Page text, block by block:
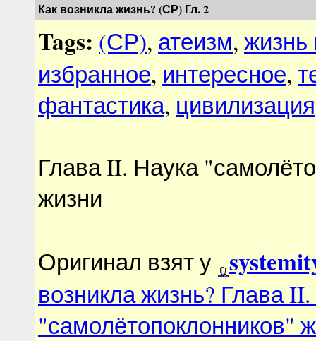
Как возникла жизнь? (СР) Гл. 2
Tags: (СР), атеизм, жизнь
избранное, интересное,
фантастика, цивилизация
Глава II. Наука
жизни
Оригинал взят у
возникла жизнь? Глава
"самолётопоклонников"